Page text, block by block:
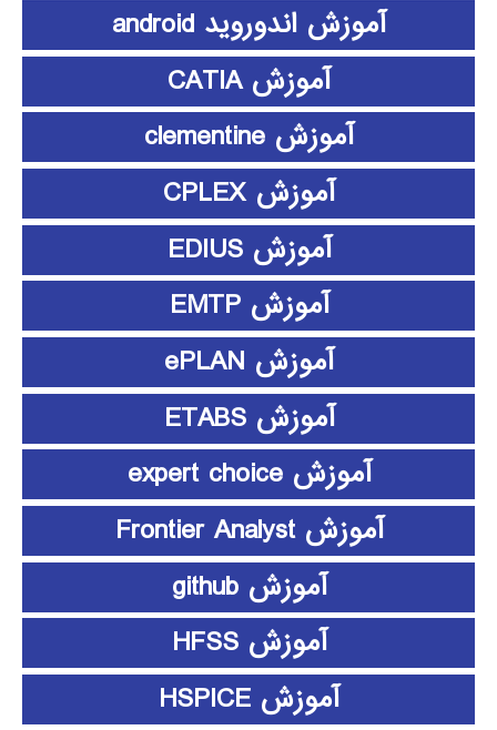
آموزش اندوروید android
آموزش CATIA
آموزش clementine
آموزش CPLEX
آموزش EDIUS
آموزش EMTP
آموزش ePLAN
آموزش ETABS
آموزش expert choice
آموزش Frontier Analyst
آموزش github
آموزش HFSS
آموزش HSPICE